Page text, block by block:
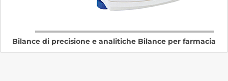
Bilance di precisione e analitiche Bilance per farmacia